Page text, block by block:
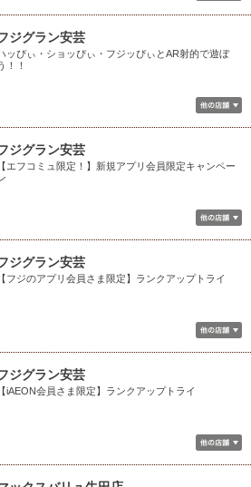
ジグラン安芸
ッぴぃ・ショッぴぃ・フジッぴぃとAR射的で遊ぼ
！！
ジグラン安芸
【エフコミュ限定！】新規アプリ会員限定キャンペー
ジグラン安芸
【フジのアプリ会員さま限定】ランクアップトライ
ジグラン安芸
【iAEON会員さま限定】ランクアップトライ